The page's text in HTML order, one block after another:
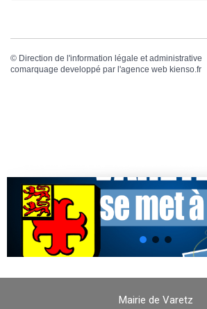
© Direction de l'information légale et administrative
comarquage developpé par l'agence web kienso.fr
Mairie de Varetz